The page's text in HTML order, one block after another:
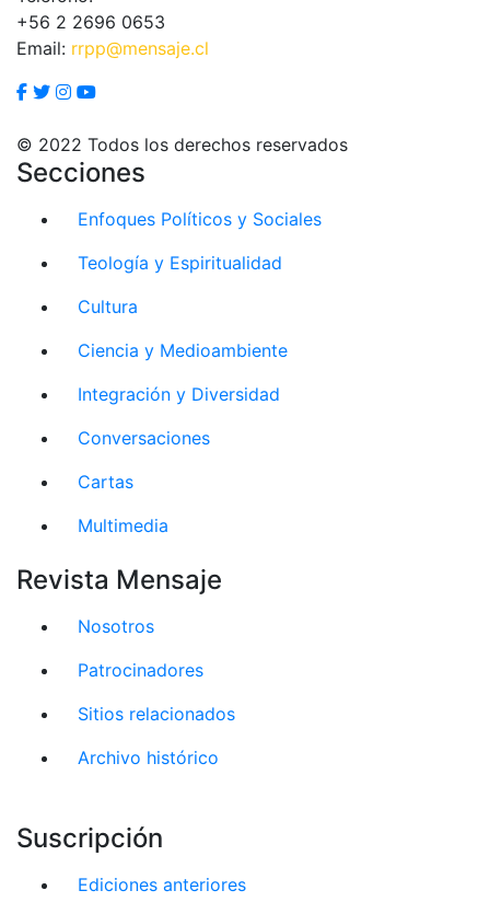
+56 2 2696 0653
Email: rrpp@mensaje.cl
© 2022 Todos los derechos reservados
Secciones
Enfoques Políticos y Sociales
Teología y Espiritualidad
Cultura
Ciencia y Medioambiente
Integración y Diversidad
Conversaciones
Cartas
Multimedia
Revista Mensaje
Nosotros
Patrocinadores
Sitios relacionados
Archivo histórico
Suscripción
Ediciones anteriores